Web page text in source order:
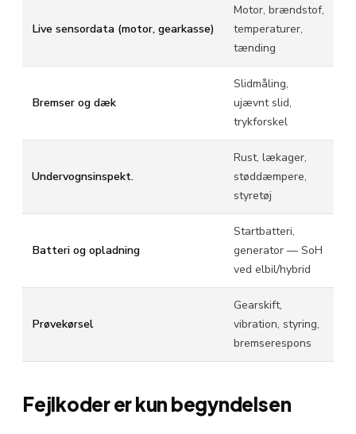
Live sensordata (motor, gearkasse)
Motor, brændstof,
temperaturer,
tænding
Bremser og dæk
Slidmåling,
ujævnt slid,
trykforskel
Undervognsinspekt.
Rust, lækager,
støddæmpere,
styretøj
Batteri og opladning
Startbatteri,
generator — SoH
ved elbil/hybrid
Prøvekørsel
Gearskift,
vibration, styring,
bremserespons
Fejlkoder er kun begyndelsen